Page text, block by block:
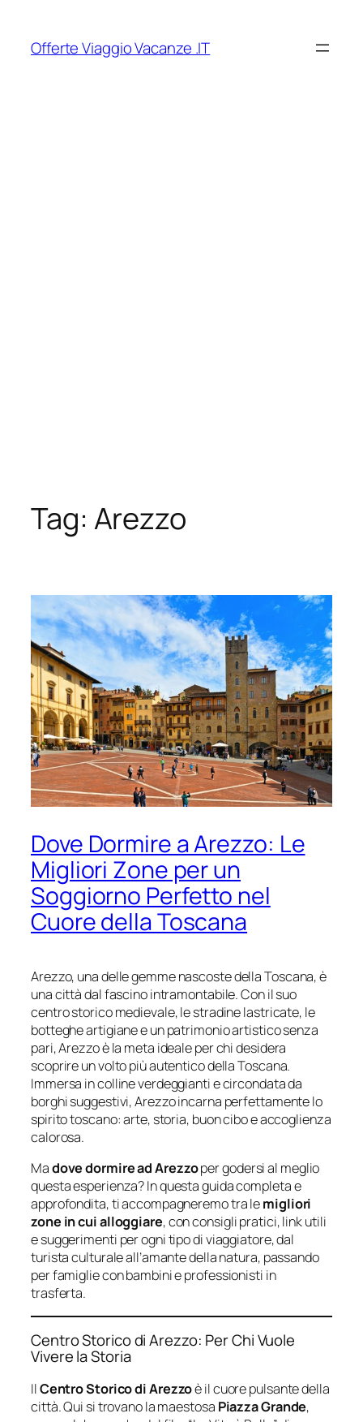
contenuto
Offerte Viaggio Vacanze .IT
Tag: Arezzo
Dove Dormire a Arezzo: Le
Migliori Zone per un
Soggiorno Perfetto nel
Cuore della Toscana
Arezzo, una delle gemme nascoste della Toscana, è
una città dal fascino intramontabile. Con il suo
centro storico medievale, le stradine lastricate, le
botteghe artigiane e un patrimonio artistico senza
pari, Arezzo è la meta ideale per chi desidera
scoprire un volto più autentico della Toscana.
Immersa in colline verdeggianti e circondata da
borghi suggestivi, Arezzo incarna perfettamente lo
spirito toscano: arte, storia, buon cibo e accoglienza
calorosa.
Madove dormire ad Arezzoper godersi al meglio
questa esperienza? In questa guida completa e
approfondita, ti accompagneremo tra lemigliori
zone in cui alloggiare, con consigli pratici, link utili
e suggerimenti per ogni tipo di viaggiatore, dal
turista culturale all’amante della natura, passando
per famiglie con bambini e professionisti in
trasferta.
Centro Storico di Arezzo: Per Chi Vuole
Vivere la Storia
IlCentro Storico di Arezzoè il cuore pulsante della
città. Qui si trovano la maestosa Piazza Grande,